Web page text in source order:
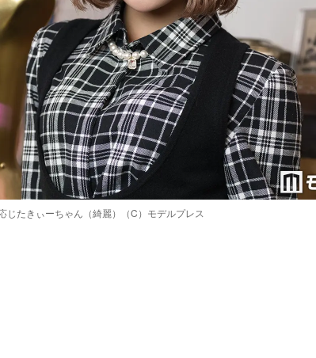
じたきぃーちゃん（綺麗）（C）モデルプレス